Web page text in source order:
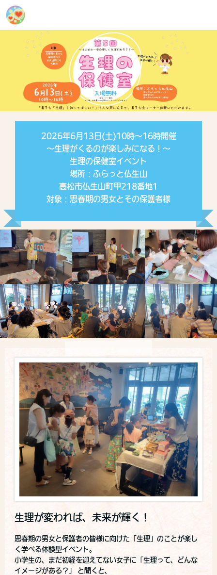
2026年6月13日(土)10時～16時開催
～生理がくるのが楽しみになる！～
生理の保健室イベント
場所：ふらっと仏生山
高松市仏生山町甲218番地1
対象：思春期の男女とその保護者様
生理が変われば、未来が輝く！
思春期の男女と保護者の皆様に向けた「生理」のことが楽し
く学べる体験型イベント。
小学生の、まだ初経を迎えてない女子に「生理って、どんな
イメージがある？」 と聞くと、